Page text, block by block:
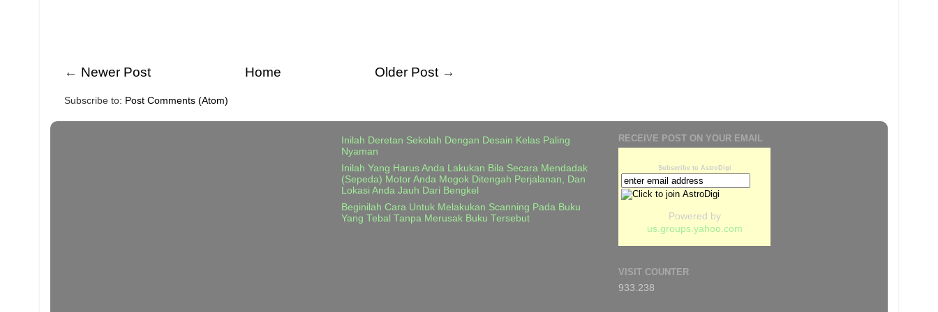
← Newer Post Older Post→
Home
Subscribe to: Post Comments (Atom)
Inilah Deretan Sekolah Dengan Desain Kelas Paling
Nyaman
Inilah Yang Harus Anda Lakukan Bila Secara Mendadak
(Sepeda) Motor Anda Mogok Ditengah Perjalanan, Dan
Lokasi Anda Jauh Dari Bengkel
Beginilah Cara Untuk Melakukan Scanning Pada Buku
Yang Tebal Tanpa Merusak Buku Tersebut
RECEIVE POST ON YOUR EMAIL
Subscribe to AstroDigi
Powered by
us.groups.yahoo.com
VISIT COUNTER
933.238